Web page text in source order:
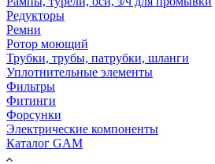
Редукторы
Ремни
Ротор моющий
Трубки, трубы, патрубки, шланги
Уплотнительные элементы
Фильтры
Фитинги
Форсунки
Электрические компоненты
Каталог GAM